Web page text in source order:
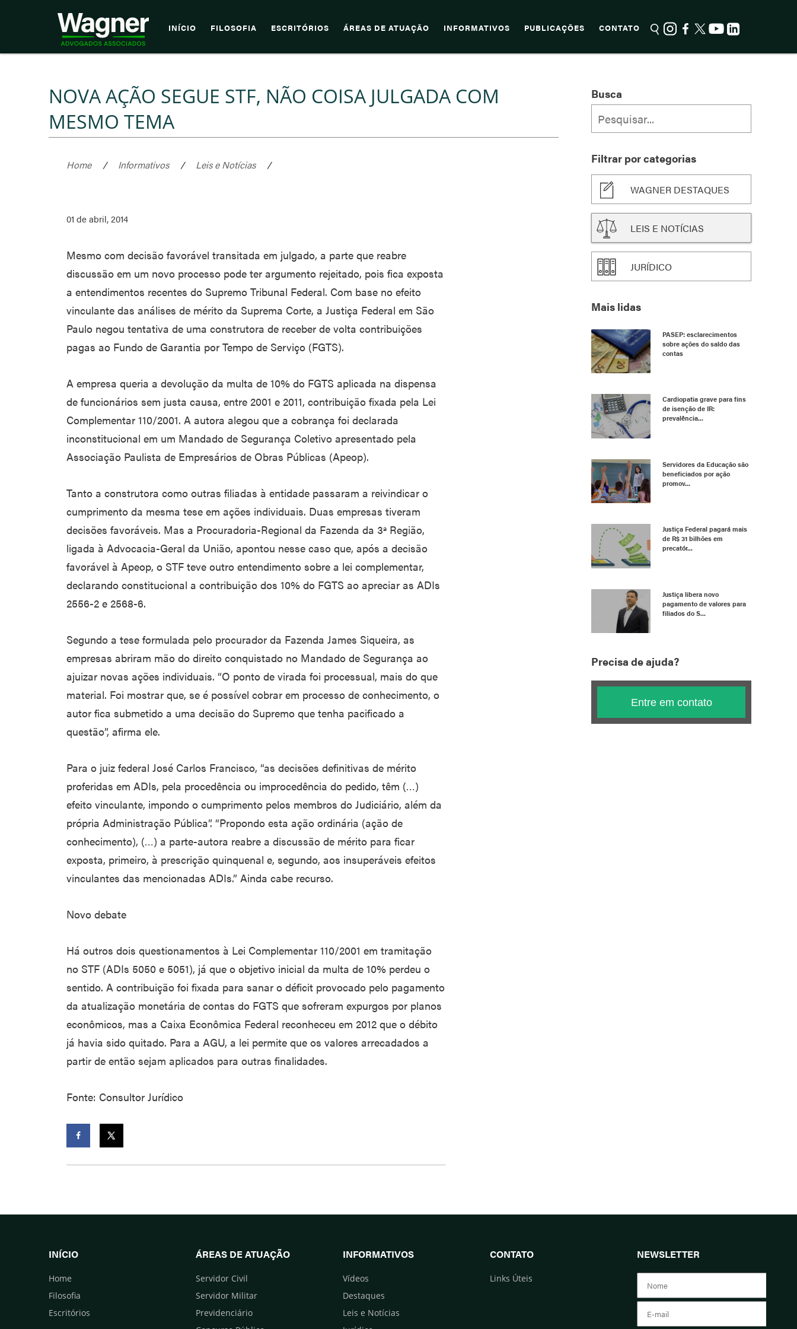
INÍCIO FILOSOFIA ESCRITÓRIOS ÁREAS DE ATUAÇÃO INFORMATIVOS PUBLICAÇÕES CONTATO
NOVA AÇÃO SEGUE STF, NÃO COISA JULGADA COM
MESMO TEMA
Home / Informativos / Leis e Notícias /
01 de abril, 2014
Mesmo com decisão favorável transitada em julgado, a parte que reabre
discussão em um novo processo pode ter argumento rejeitado, pois fica exposta
a entendimentos recentes do Supremo Tribunal Federal. Com base no efeito
vinculante das análises de mérito da Suprema Corte, a Justiça Federal em São
Paulo negou tentativa de uma construtora de receber de volta contribuições
pagas ao Fundo de Garantia por Tempo de Serviço (FGTS).
A empresa queria a devolução da multa de 10% do FGTS aplicada na dispensa
de funcionários sem justa causa, entre 2001 e 2011, contribuição fixada pela Lei
Complementar 110/2001. A autora alegou que a cobrança foi declarada
inconstitucional em um Mandado de Segurança Coletivo apresentado pela
Associação Paulista de Empresários de Obras Públicas (Apeop).
Tanto a construtora como outras filiadas à entidade passaram a reivindicar o
cumprimento da mesma tese em ações individuais. Duas empresas tiveram
decisões favoráveis. Mas a Procuradoria-Regional da Fazenda da 3ª Região,
ligada à Advocacia-Geral da União, apontou nesse caso que, após a decisão
favorável à Apeop, o STF teve outro entendimento sobre a lei complementar,
declarando constitucional a contribuição dos 10% do FGTS ao apreciar as ADIs
2556-2 e 2568-6.
Segundo a tese formulada pelo procurador da Fazenda James Siqueira, as
empresas abriram mão do direito conquistado no Mandado de Segurança ao
ajuizar novas ações individuais. “O ponto de virada foi processual, mais do que
material. Foi mostrar que, se é possível cobrar em processo de conhecimento, o
autor fica submetido a uma decisão do Supremo que tenha pacificado a
questão”, afirma ele.
Para o juiz federal José Carlos Francisco, “as decisões definitivas de mérito
proferidas em ADIs, pela procedência ou improcedência do pedido, têm (…)
efeito vinculante, impondo o cumprimento pelos membros do Judiciário, além da
própria Administração Pública”. “Propondo esta ação ordinária (ação de
conhecimento), (…) a parte-autora reabre a discussão de mérito para ficar
exposta, primeiro, à prescrição quinquenal e, segundo, aos insuperáveis efeitos
vinculantes das mencionadas ADIs.” Ainda cabe recurso.
Novo debate
Há outros dois questionamentos à Lei Complementar 110/2001 em tramitação
no STF (ADIs 5050 e 5051), já que o objetivo inicial da multa de 10% perdeu o
sentido. A contribuição foi fixada para sanar o déficit provocado pelo pagamento
da atualização monetária de contas do FGTS que sofreram expurgos por planos
econômicos, mas a Caixa Econômica Federal reconheceu em 2012 que o débito
já havia sido quitado. Para a AGU, a lei permite que os valores arrecadados a
partir de então sejam aplicados para outras finalidades.
Fonte: Consultor Jurídico
Busca
Filtrar por categorias
WAGNER DESTAQUES
LEIS E NOTÍCIAS
JURÍDICO
Mais lidas
PASEP: esclarecimentos
sobre ações do saldo das
contas
Cardiopatia grave para fins
de isenção de IR:
prevalência...
Servidores da Educação são
beneficiados por ação
promov...
Justiça Federal pagará mais
de R$ 31 bilhões em
precatór...
Justiça libera novo
pagamento de valores para
filiados do S...
Precisa de ajuda?
Entre em contato
INÍCIO
Home
Filosofia
Escritórios
ÁREAS DE ATUAÇÃO
Servidor Civil
Servidor Militar
Previdenciário
INFORMATIVOS
Vídeos
Destaques
Leis e Notícias
CONTATO
Links Úteis
NEWSLETTER